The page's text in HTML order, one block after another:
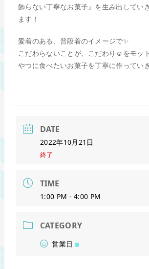
飾らない丁寧なお菓子』を生み出してい
ます！
愛着のある、普段着のイメージで✨
こだわらないことが、こだわり☺️をモッ
やつに食べたいお菓子を丁寧に作ってい
DATE
2022年10月21日
終了
TIME
1:00 PM - 4:00 PM
CATEGORY
営業日